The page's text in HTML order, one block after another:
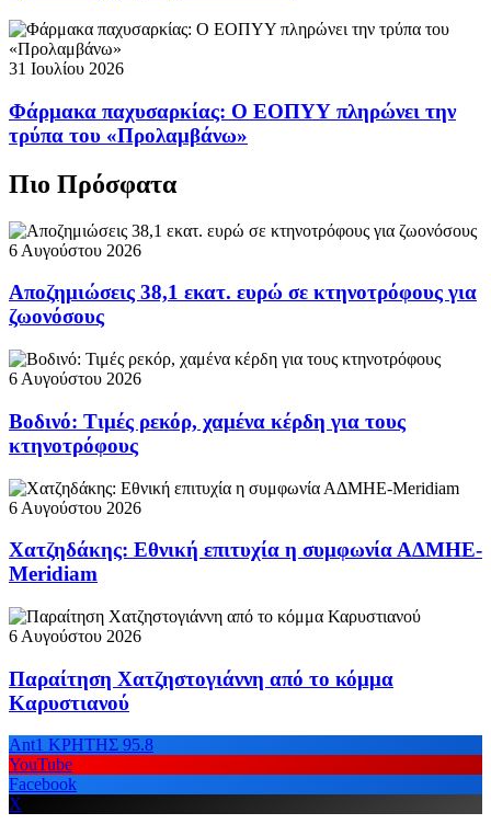
31 Ιουλίου 2026
Φάρμακα παχυσαρκίας: Ο ΕΟΠΥΥ πληρώνει την
τρύπα του «Προλαμβάνω»
Πιο Πρόσφατα
6 Αυγούστου 2026
Αποζημιώσεις 38,1 εκατ. ευρώ σε κτηνοτρόφους για
ζωονόσους
6 Αυγούστου 2026
Βοδινό: Τιμές ρεκόρ, χαμένα κέρδη για τους
κτηνοτρόφους
6 Αυγούστου 2026
Χατζηδάκης: Εθνική επιτυχία η συμφωνία ΑΔΜΗΕ-
Meridiam
6 Αυγούστου 2026
Παραίτηση Χατζηστογιάννη από το κόμμα
Καρυστιανού
Ant1 ΚΡΗΤΗΣ 95.8
YouTube
Facebook
X